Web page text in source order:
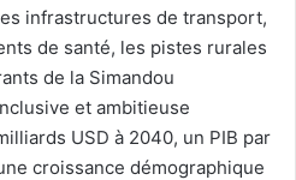
infrastructures de transport,
de santé, les pistes rurales
de la Simandou
et ambitieuse
USD à 2040, un PIB par
croissance démographique